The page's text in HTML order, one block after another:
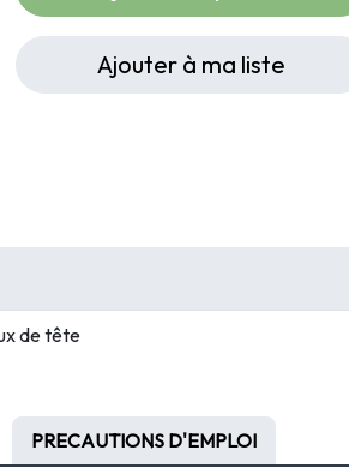
Ajouter à ma liste
de tête
PRECAUTIONS D'EMPLOI